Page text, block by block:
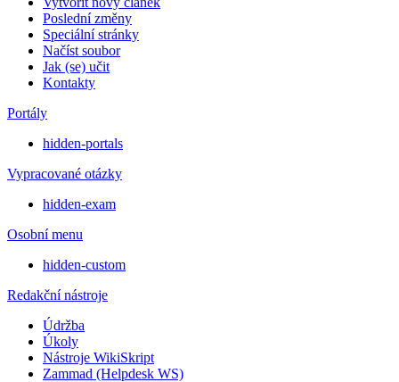
Poslední změny
Speciální stránky
Načíst soubor
Jak (se) učit
Kontakty
Portály
hidden-portals
Vypracované otázky
hidden-exam
Osobní menu
hidden-custom
Redakční nástroje
Údržba
Úkoly
Nástroje WikiSkript
Zammad (Helpdesk WS)